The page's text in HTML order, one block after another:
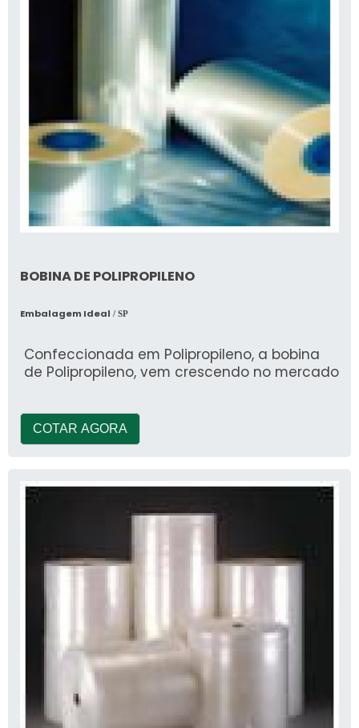
BOBINA DE POLIPROPILENO
Embalagem Ideal / SP
Confeccionada em Polipropileno, a bobina
de Polipropileno, vem crescendo no mercado
COTAR AGORA